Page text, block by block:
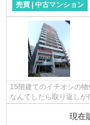
売買 | 中古マンション
15階建てのイチオシの
なんてしたら取り返し
現在